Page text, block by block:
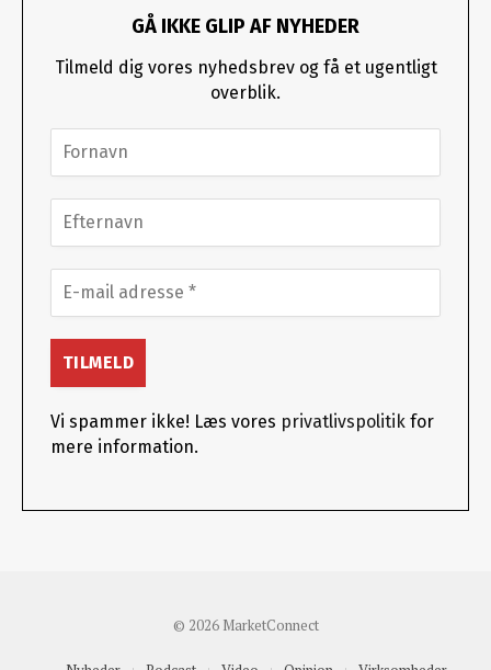
GÅ IKKE GLIP AF NYHEDER
Tilmeld dig vores nyhedsbrev og få et ugentligt
overblik.
Vi spammer ikke! Læs vores privatlivspolitik for
mere information.
© 2026 MarketConnect